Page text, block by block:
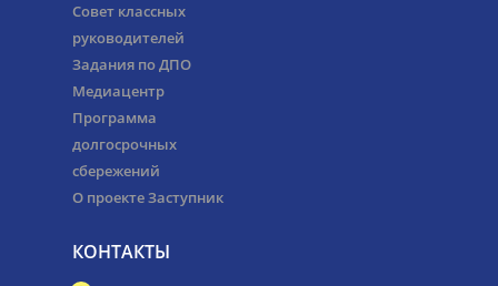
Совет классных
руководителей
Задания по ДПО
Медиацентр
Программа
долгосрочных
сбережений
О проекте Заступник
КОНТАКТЫ